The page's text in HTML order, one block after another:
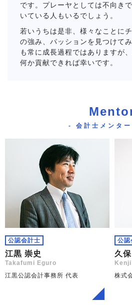
です。プレーヤとしては不向き
いている人もいるでしょう。
若いうちは是非、様々なことに
の強み、パッションを見つけて
も常に成長過程ではありますが
何か貢献できれば幸いです。
- 会計士メンタ
公認会計士
江黒 崇史
Takafumi Eguro
江黒公認会計事務所 代表
公認
久保
株式